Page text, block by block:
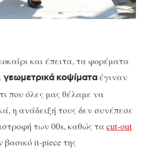
και έπειτα, τα φορέματα
γεωμετρικά κοψίματαέγιναν
που όλες μας θέλαμε να
η ανάδειξή τους δεν συνέπεσε
των 00s, καθώς ταcut-out
βασικό it-piece της